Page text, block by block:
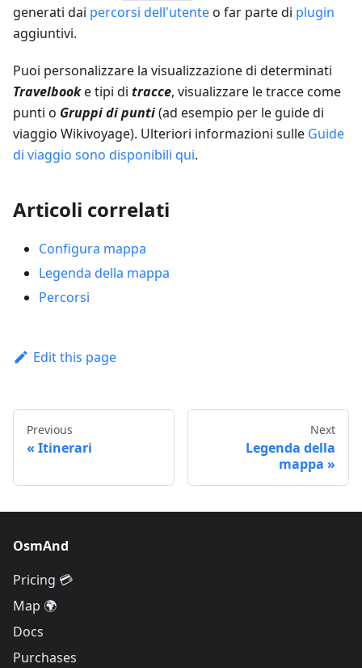
generati dai percorsi dell'utenteo far parte di plugin
aggiuntivi.
Puoi personalizzare la visualizzazione di determinati
Travelbooke tipi di tracce, visualizzare le tracce come
punti o Gruppi di punti(ad esempio per le guide di
viaggio Wikivoyage). Ulteriori informazioni sulle Guide
di viaggio sono disponibili qui.
Articoli correlati
Configura mappa
Legenda della mappa
Percorsi
Edit this page
Previous
Itinerari
Next
Legenda della
mappa
OsmAnd
Pricing 💳
Map 🌍
Docs
Purchases